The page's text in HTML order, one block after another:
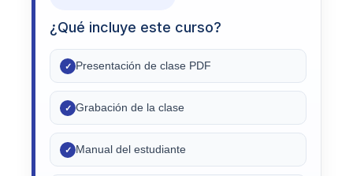
¿Qué incluye este curso?
✓ Presentación de clase PDF
✓ Grabación de la clase
✓ Manual del estudiante